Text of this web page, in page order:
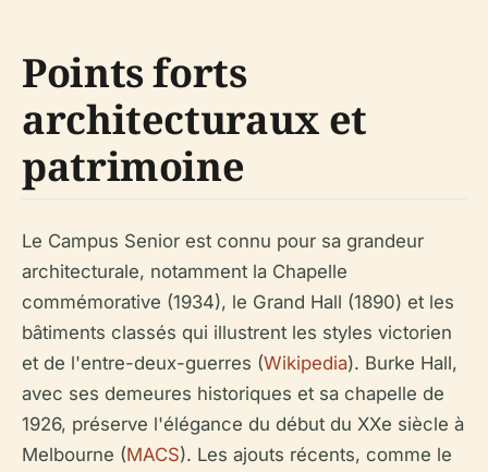
Points forts
architecturaux et
patrimoine
Le Campus Senior est connu pour sa grandeur
architecturale, notamment la Chapelle
commémorative (1934), le Grand Hall (1890) et les
bâtiments classés qui illustrent les styles victorien
et de l'entre-deux-guerres (Wikipedia). Burke Hall,
avec ses demeures historiques et sa chapelle de
1926, préserve l'élégance du début du XXe siècle à
Melbourne (MACS). Les ajouts récents, comme le